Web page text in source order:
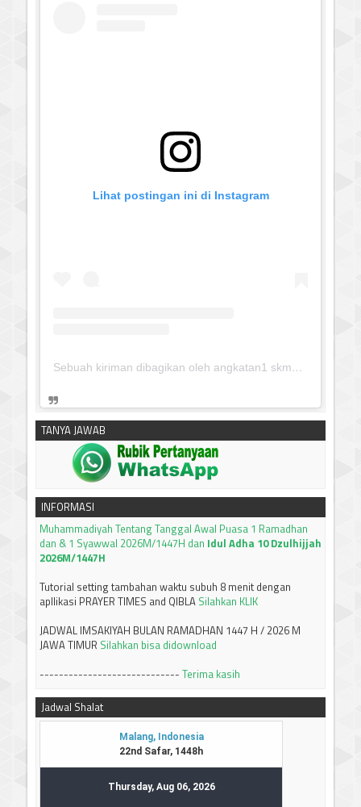
Lihat postingan ini di Instagram
Sebuah kiriman dibagikan oleh angkatan1 skmm 2020 (@albayaanyinfo)
TANYA JAWAB
INFORMASI
silahkan klik untuk download:
Tarjih: Tentang KRITERIA AWAL WAKTU SUBUH
------------------------------
Silahkan klik untuk download:
Muhammadiyah Tentang Tanggal Awal Puasa 1 Ramadhan
dan & 1 Syawwal 2026M/1447H danIdul Adha 10 Dzulhijjah
2026M/1447H
Tutorial setting tambahan waktu subuh 8 menit dengan
JADWAL IMSAKIYAH BULAN RAMADHAN 1447 H / 2026 M
-----------------------------Terima kasih
Jadwal Shalat